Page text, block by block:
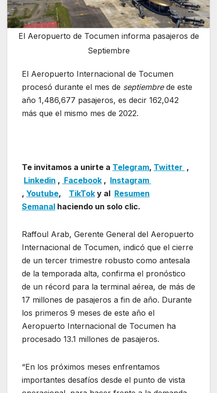
El Aeropuerto de Tocumen informa pasajeros de
Septiembre
El Aeropuerto Internacional de Tocumen
procesó durante el mes de septiembrede este
año 1,486,677 pasajeros, es decir 162,042
más que el mismo mes de 2022.
Te invitamos a unirte a Telegram, Twitter ,
Linkedin , Facebook , Instagram
, Youtube, TikTok y al Resumen
Semanal haciendo un solo clic.
Raffoul Arab, Gerente General del Aeropuerto
Internacional de Tocumen, indicó que el cierre
de un tercer trimestre robusto como antesala
de la temporada alta, confirma el pronóstico
de un récord para la terminal aérea, de más de
17 millones de pasajeros a fin de año. Durante
los primeros 9 meses de este año el
Aeropuerto Internacional de Tocumen ha
procesado 13.1 millones de pasajeros.
“En los próximos meses enfrentamos
importantes desafíos desde el punto de vista